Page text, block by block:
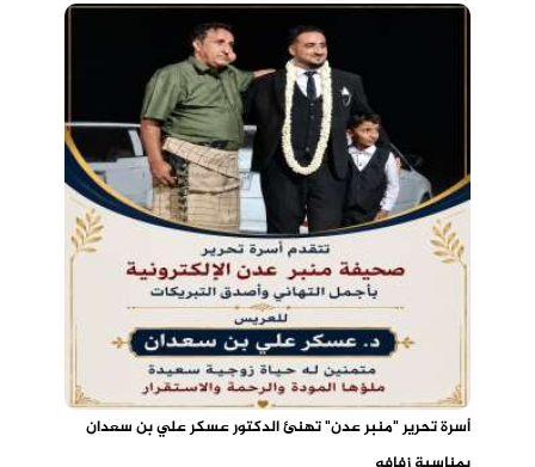
أسرة تحرير "منبر عدن" تهنئ الدكتور عسكر علي بن سعدان